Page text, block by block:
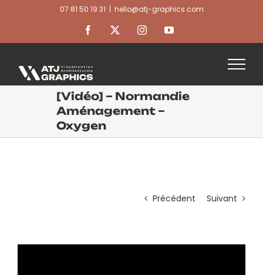
07 81 50 19 31 | hello@atj-graphics.com
Facebook InstagramYouTube
[Vidéo] – Normandie
Aménagement –
Oxygen
Précédent Suivant